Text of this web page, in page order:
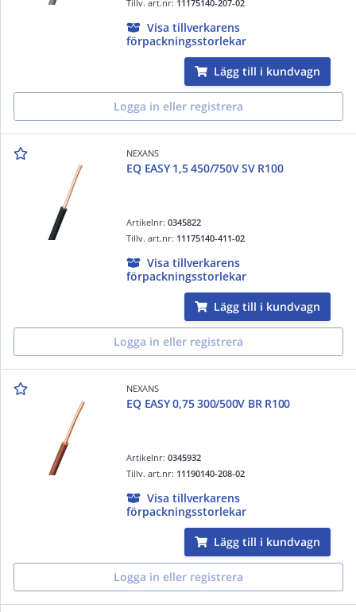
Tillv. art.nr: 11175140-207-02
Visa tillverkarens
förpackningsstorlekar
Lägg till i kundvagn
Logga in eller registrera
NEXANS
EQ EASY 1,5 450/750V SV R100
Artikelnr:0345822
Tillv. art.nr: 11175140-411-02
Visa tillverkarens
förpackningsstorlekar
Lägg till i kundvagn
Logga in eller registrera
NEXANS
EQ EASY 0,75 300/500V BR R100
Artikelnr:0345932
Tillv. art.nr: 11190140-208-02
Visa tillverkarens
förpackningsstorlekar
Lägg till i kundvagn
Logga in eller registrera